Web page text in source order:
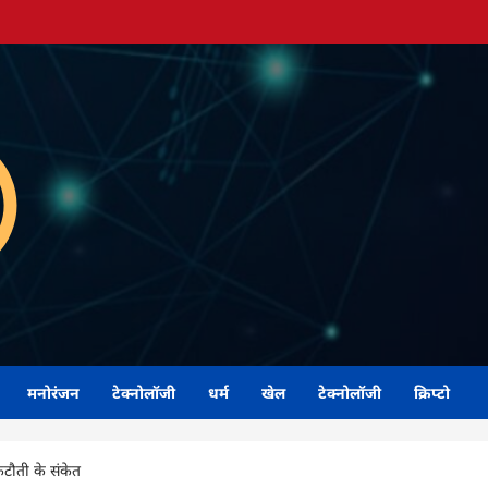
मनोरंजन टेक्नोलॉजी धर्म खेल टेक्नोलॉजी क्रिप्टो
के संकेत